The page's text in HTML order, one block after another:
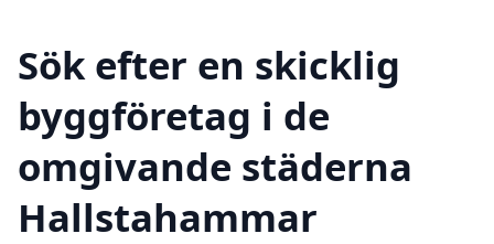
Sök efter en skicklig
byggföretag i de
omgivande städerna
Hallstahammar